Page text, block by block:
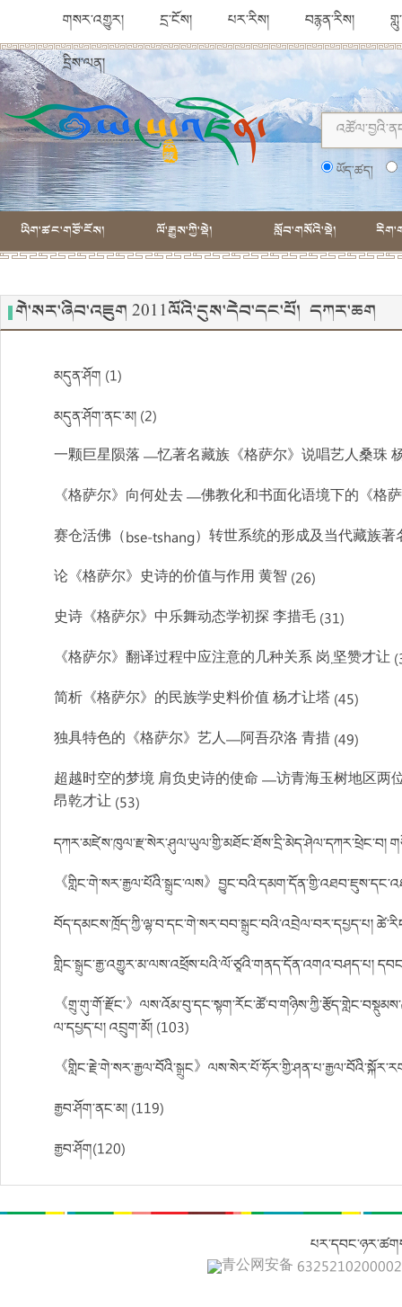
གསར་འགྱུར། དྲ་ངོས། པར་རིས། བརྙན་རིས།
དྲིས་ལན།
ཡོད་ཚད།
ཡིག་ཚང་གཙོ་ངོས། ལོ་རྒྱུས་ཀྱི་སྡེ། སློབ་གསོའི་སྡེ།
གེ་སར་ཞིབ་འཇུག 2011ལོའི་དུས་དེབ་དང་པོ། དཀར་ཆག
མདུན་ཤོག (1)
མདུན་ཤོག་ནང་མ། (2)
一颗巨星陨落 —忆著名藏族《格萨尔》说唱艺人桑珠
《格萨尔》向何处去 —佛教化和书面化语境下的《格
赛仓活佛（bse-tshang）转世系统的形成及当代藏族
论《格萨尔》史诗的价值与作用 黄智 (26)
史诗《格萨尔》中乐舞动态学初探 李措毛 (31)
《格萨尔》翻译过程中应注意的几种关系 岗.坚赞才让
简析《格萨尔》的民族学史料价值 杨才让塔 (45)
独具特色的《格萨尔》艺人—阿吾尕洛 青措 (49)
超越时空的梦境 肩负史诗的使命 —访青海玉树地区两
昂乾才让 (53)
དཀར་མཛེས་ཁུལ་རྫ་སེར་ཤུལ་ཡུལ་གྱི་མཐོང་ཐོས་དྲི་མེད་ཤེལ་དཀར་ཕྲེང་བ།
《གླིང་གེ་སར་རྒྱལ་པོའི་སྒྲུང་ལས》
བོད་དམངས་ཁྲོད་ཀྱི་ལྷ་བ་དང་གེ་སར་བབ་སྒྲུང་བའི་འབྲེལ་བར་དཔྱད་པ།
གླིང་སྒྲུང་རྒྱ་འགྱུར་མ་ལས་འཕྲོས་པའི་ལོ་ཙཱའི་གནད་དོན་འགའ་བཤད་པ།
《གྲུ་གུ་གོ་རྫོང་》
ལ་དཔྱད་པ། འབྲུག་མོ། (103)
《གླིང་རྗེ་གེ་སར་རྒྱལ་བོའི་སྒྲུང》
རྒྱབ་ཤོག་ནང་མ། (119)
རྒྱབ་ཤོག(120)
青公网安备